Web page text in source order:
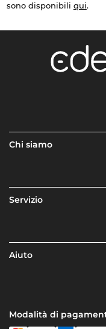
sono disponibili qui.
Chi siamo
Servizio
Aiuto
Modalità di